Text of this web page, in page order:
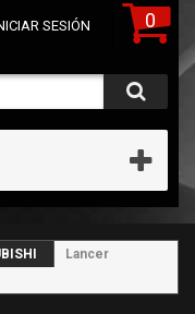
0
SESIÓN
Lancer